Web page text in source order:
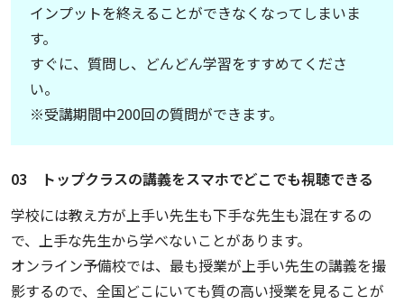
インプットを終えることができなくなってしまいま
す。
すぐに、質問し、どんどん学習をすすめてくださ
い。
※受講期間中200回の質問ができます。
03 トップクラスの講義をスマホでどこでも視聴できる
学校には教え方が上手い先生も下手な先生も混在するの
で、上手な先生から学べないことがあります。
オンライン予備校では、最も授業が上手い先生の講義を撮
影するので、全国どこにいても質の高い授業を見ることが